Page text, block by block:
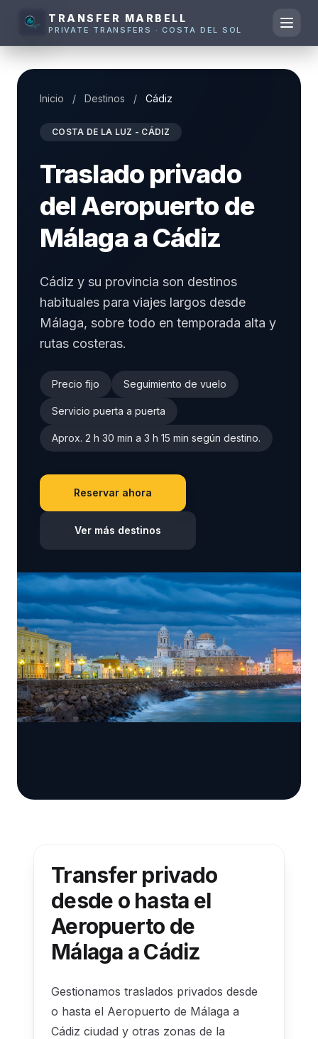
TRANSFER MARBELL
PRIVATE TRANSFERS · COSTA DEL SOL
Inicio / Destinos / Cádiz
COSTA DE LA LUZ - CÁDIZ
Traslado privado
del Aeropuerto de
Málaga a Cádiz
Cádiz y su provincia son destinos
habituales para viajes largos desde
Málaga, sobre todo en temporada alta y
rutas costeras.
Precio fijo Seguimiento de vuelo
Servicio puerta a puerta
Aprox. 2 h 30 min a 3 h 15 min según destino.
Reservar ahora
Ver más destinos
Transfer privado
desde o hasta el
Aeropuerto de
Málaga a Cádiz
Gestionamos traslados privados desde
o hasta el Aeropuerto de Málaga a
Cádiz ciudad y otras zonas de la